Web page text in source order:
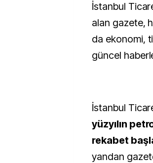
İstanbul Ticaret Odası'nın (İTO) bünyesinde yer
alan gazete,
da ekonomi,
güncel
İstanbul
yüzyılın
rekabet
yandan